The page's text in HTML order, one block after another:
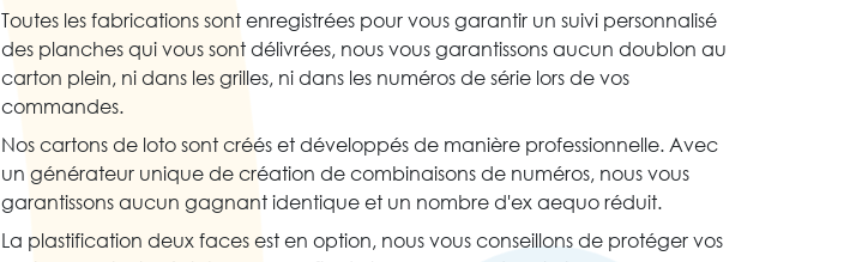
Toutes les fabrications sont enregistrées pour vous garantir un suivi personnalisé
des planches qui vous sont délivrées, nous vous garantissons aucun doublon au
carton plein, ni dans les grilles, ni dans les numéros de série lors de vos
commandes.
Nos cartons de loto sont créés et développés de manière professionnelle. Avec
un générateur unique de création de combinaisons de numéros, nous vous
garantissons aucun gagnant identique et un nombre d'ex aequo réduit.
La plastification deux faces est en option, nous vous conseillons de protéger vos